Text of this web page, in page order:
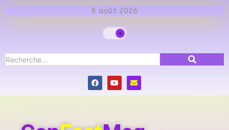
9 août 2026